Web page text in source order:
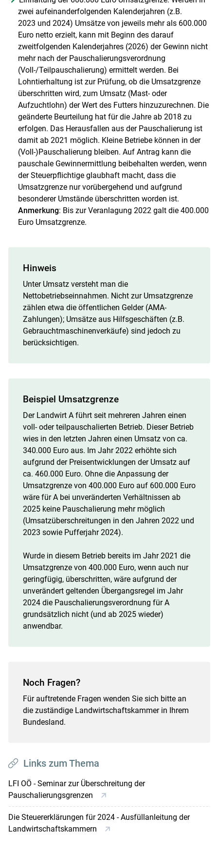
zwei aufeinanderfolgenden Kalenderjahren (z.B.
2023 und 2024) Umsätze von jeweils mehr als 600.000
Euro netto erzielt, kann mit Beginn des darauf
zweitfolgenden Kalenderjahres (2026) der Gewinn nicht
mehr nach der Pauschalierungsverordnung
(Voll-/Teilpauschalierung) ermittelt werden. Bei
Lohntierhaltung ist zur Prüfung, ob die Umsatzgrenze
überschritten wird, zum Umsatz (Mast- oder
Aufzuchtlohn) der Wert des Futters hinzuzurechnen. Die
geänderte Beurteilung hat für die Jahre ab 2018 zu
erfolgen. Das Herausfallen aus der Pauschalierung ist
damit ab 2021 möglich. Kleine Betriebe können in der
(Voll-)Pauschalierung bleiben. Auf Antrag kann die
pauschale Gewinnermittlung beibehalten werden, wenn
der Steuerpflichtige glaubhaft macht, dass die
Umsatzgrenze nur vorübergehend und aufgrund
besonderer Umstände überschritten worden ist.
Anmerkung: Bis zur Veranlagung 2022 galt die 400.000
Euro Umsatzgrenze.
Hinweis
Unter Umsatz versteht man die
Nettobetriebseinnahmen. Nicht zur Umsatzgrenze
zählen etwa die öffentlichen Gelder (AMA-
Zahlungen); Umsätze aus Hilfsgeschäften (z.B.
Gebrauchtmaschinenverkäufe) sind jedoch zu
berücksichtigen.
Beispiel Umsatzgrenze
Der Landwirt A führt seit mehreren Jahren einen
voll- oder teilpauschalierten Betrieb. Dieser Betrieb
wies in den letzten Jahren einen Umsatz von ca.
340.000 Euro aus. Im Jahr 2022 erhöhte sich
aufgrund der Preisentwicklungen der Umsatz auf
ca. 460.000 Euro. Ohne die Anpassung der
Umsatzgrenze von 400.000 Euro auf 600.000 Euro
wäre für A bei unveränderten Verhältnissen ab
2025 keine Pauschalierung mehr möglich
(Umsatzüberschreitungen in den Jahren 2022 und
2023 sowie Pufferjahr 2024).
Wurde in diesem Betrieb bereits im Jahr 2021 die
Umsatzgrenze von 400.000 Euro, wenn auch nur
geringfügig, überschritten, wäre aufgrund der
unverändert geltenden Übergangsregel im Jahr
2024 die Pauschalierungsverordnung für A
grundsätzlich nicht (und ab 2025 wieder)
anwendbar.
Noch Fragen?
Für auftretende Fragen wenden Sie sich bitte an
die zuständige Landwirtschaftskammer in Ihrem
Bundesland.
Links zum Thema
LFI OÖ - Seminar zur Überschreitung der
Pauschalierungsgrenzen
Die Steuererklärungen für 2024 - Ausfüllanleitung der
Landwirtschaftskammern